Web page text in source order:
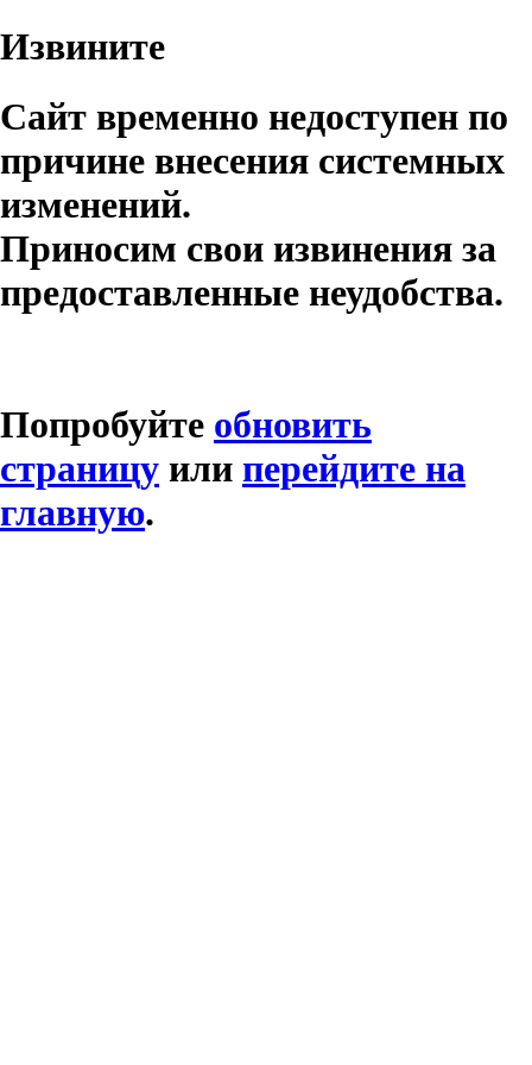
Извините
Сайт временно недоступен по
причине внесения системных
изменений.
Приносим свои извинения за
предоставленные неудобства.
Попробуйте обновить
страницу или перейдите на
главную.